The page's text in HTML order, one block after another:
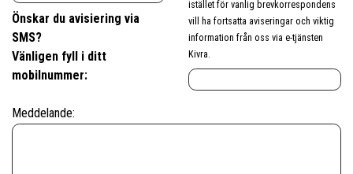
Önskar du avisiering via
SMS?
Vänligen fyll i ditt
mobilnummer:
istället för vanlig brevkorrespondens
vill ha fortsatta aviseringar och viktig
information från oss via e-tjänsten
Kivra.
Meddelande: